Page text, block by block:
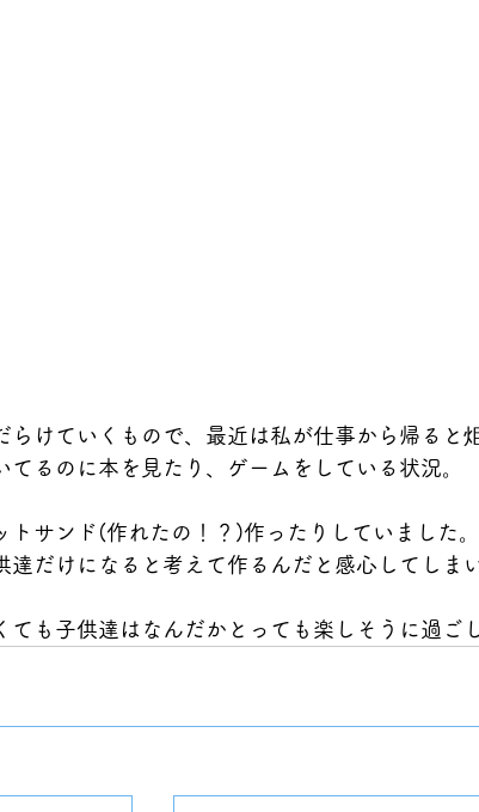
らけていくもので、最近は私が仕事から帰ると
てるのに本を見たり、ゲームをしている状況。
トサンド(作れたの！？)作ったりしていました
達だけになると考えて作るんだと感心してしま
ても子供達はなんだかとっても楽しそうに過ご